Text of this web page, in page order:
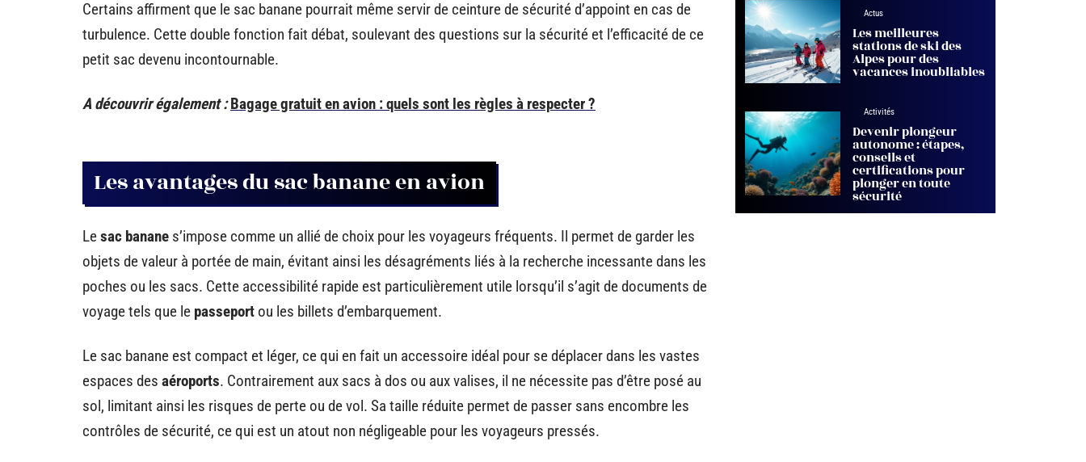
Certains affirment que le sac banane pourrait même servir de ceinture de sécurité d’appoint en cas de
turbulence. Cette double fonction fait débat, soulevant des questions sur la sécurité et l’efficacité de ce
petit sac devenu incontournable.
A découvrir également : Bagage gratuit en avion : quels sont les règles à respecter ?
Les avantages du sac banane en avion
Lesac banane s’impose comme un allié de choix pour les voyageurs fréquents. Il permet de garder les
objets de valeur à portée de main, évitant ainsi les désagréments liés à la recherche incessante dans les
poches ou les sacs. Cette accessibilité rapide est particulièrement utile lorsqu’il s’agit de documents de
voyage tels que le passeport ou les billets d’embarquement.
Le sac banane est compact et léger, ce qui en fait un accessoire idéal pour se déplacer dans les vastes
espaces des aéroports. Contrairement aux sacs à dos ou aux valises, il ne nécessite pas d’être posé au
sol, limitant ainsi les risques de perte ou de vol. Sa taille réduite permet de passer sans encombre les
contrôles de sécurité, ce qui est un atout non négligeable pour les voyageurs pressés.
Actus
Les meilleures
stations de ski des
Alpes pour des
vacances inoubliables
Activités
Devenir plongeur
autonome : étapes,
conseils et
certifications pour
plonger en toute
sécurité